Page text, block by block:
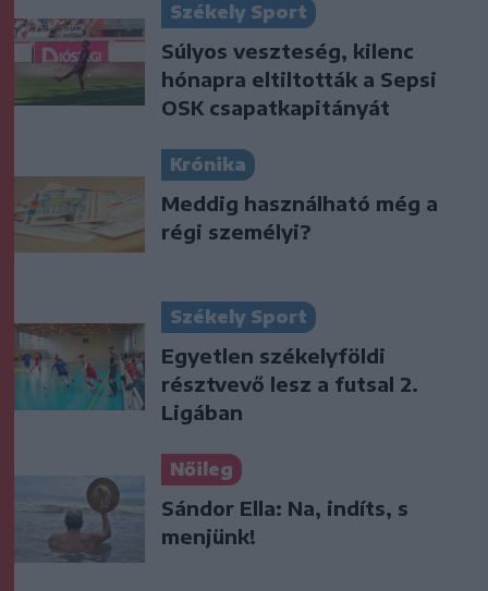
Székely Sport
Súlyos veszteség, kilenc
hónapra eltiltották a Sepsi
OSK csapatkapitányát
Krónika
Meddig használható még a
régi személyi?
Székely Sport
Egyetlen székelyföldi
résztvevő lesz a futsal 2.
Ligában
Nőileg
Sándor Ella: Na, indíts, s
menjünk!